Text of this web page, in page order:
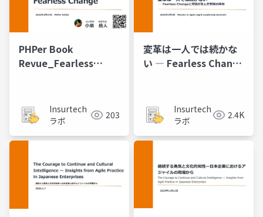
PHPer Book
Revue_Fearless
Insurtech
ラボ
203
変革は一人では続かな
い ― Fearless Change
Insurtech
ラボ
2.4K